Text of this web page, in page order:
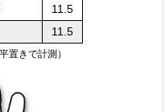
11.5
11.5
置きで計測）